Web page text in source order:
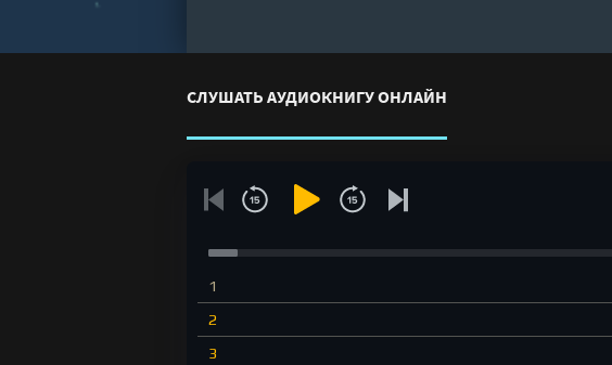
💔✨💔
СЛУШАТЬ АУДИОКНИГУ ОНЛАЙН
1
2
3